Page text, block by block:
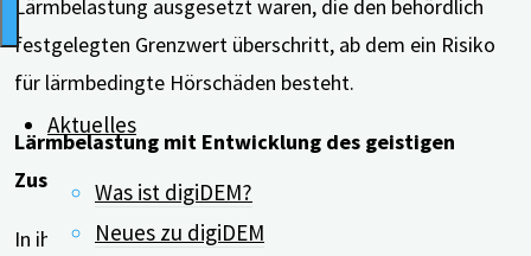
Aktuelles
Was ist digiDEM?
Neues zu digiDEM
Lärmbelastung ausgesetzt waren, die den behördlich
festgelegten Grenzwert überschritt, ab dem ein Risiko
für lärmbedingte Hörschäden besteht.
Lärmbelastung mit Entwicklung des geistigen
Zustands verknüpft
In ihrer Langzeit-Studie verknüpften sie daher